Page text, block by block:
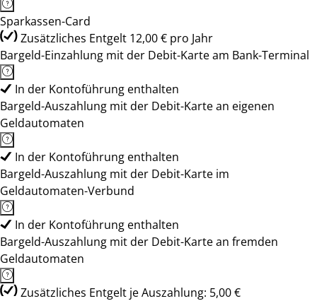
Sparkassen-Card
Zusätzliches Entgelt 12,00 € pro Jahr
Bargeld-Einzahlung mit der Debit-Karte am Bank-Terminal
In der Kontoführung enthalten
Bargeld-Auszahlung mit der Debit-Karte an eigenen
Geldautomaten
In der Kontoführung enthalten
Bargeld-Auszahlung mit der Debit-Karte im
Geldautomaten-Verbund
In der Kontoführung enthalten
Bargeld-Auszahlung mit der Debit-Karte an fremden
Geldautomaten
Zusätzliches Entgelt je Auszahlung: 5,00 €